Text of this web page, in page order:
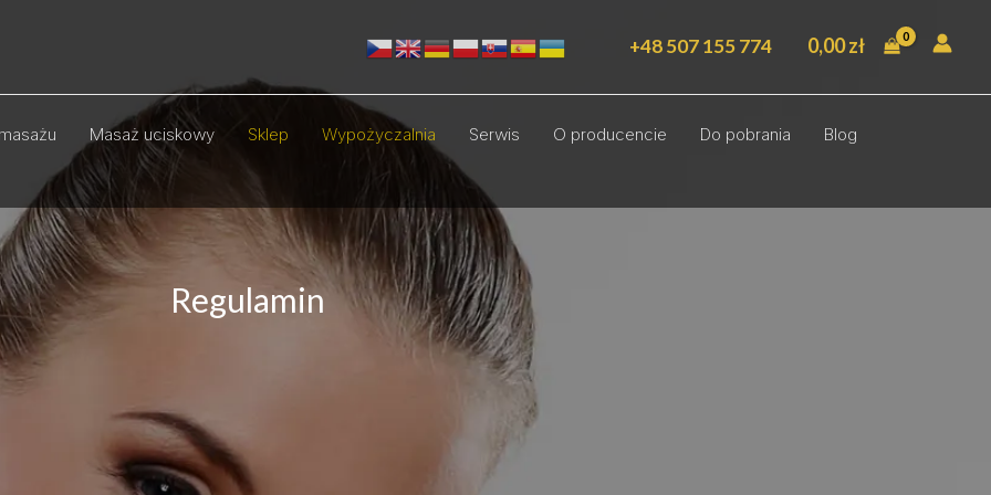
+48 507 155 774 0,00zł
Masaż uciskowy Sklep Wypożyczalnia Serwis O producencie Do pobrania
Blog
Regulamin